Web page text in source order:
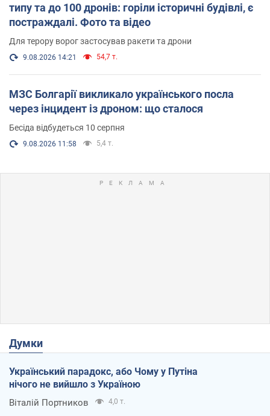
типу та до 100 дронів: горіли історичні будівлі, є
постраждалі. Фото та відео
Для терору ворог застосував ракети та дрони
9.08.2026 14:21 54,7 т.
МЗС Болгарії викликало українського посла
через інцидент із дроном: що сталося
Бесіда відбудеться 10 серпня
9.08.2026 11:58 5,4 т.
Думки
Український парадокс, або Чому у Путіна
нічого не вийшло з Україною
Віталій Портников 4,0 т.